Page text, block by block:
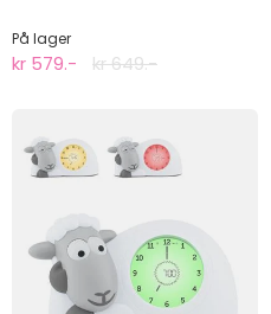
På lager
kr 579.- kr 649.-